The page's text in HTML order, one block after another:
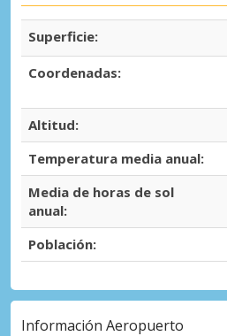
Superficie:
Coordenadas:
Altitud:
Temperatura media anual:
Media de horas de sol
anual:
Población:
Información Aeropuerto